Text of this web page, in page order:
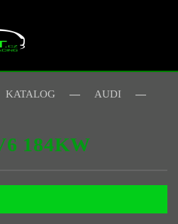
KATALOG
AUDI
184KW